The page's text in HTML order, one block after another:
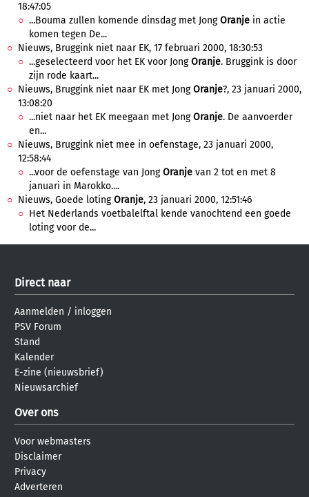
18:47:05
...Bouma zullen komende dinsdag met JongOranje in actie
komen tegen De...
Nieuws, Bruggink niet naar EK, 17 februari 2000, 18:30:53
...geselecteerd voor het EK voor JongOranje. Bruggink is door
zijn rode kaart...
Nieuws, Bruggink niet naar EK met JongOranje?, 23 januari 2000,
13:08:20
...niet naar het EK meegaan met JongOranje. De aanvoerder
en...
Nieuws, Bruggink niet mee in oefenstage, 23 januari 2000,
12:58:44
...voor de oefenstage van JongOranje van 2 tot en met 8
januari in Marokko....
Nieuws, Goede lotingOranje, 23 januari 2000, 12:51:46
Het Nederlands voetbalelftal kende vanochtend een goede
loting voor de...
Direct naar
Aanmelden / inloggen
PSV Forum
Stand
Kalender
E-zine (nieuwsbrief)
Nieuwsarchief
Over ons
Voor webmasters
Disclaimer
Privacy
Adverteren